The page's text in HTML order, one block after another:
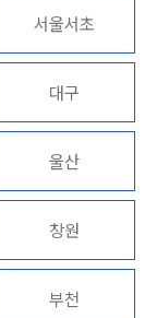
서울서초
대구
울산
창원
부천